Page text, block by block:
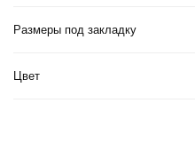
Размеры под закладку
Цвет